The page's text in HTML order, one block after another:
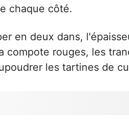
chaque côté.
en deux dans,
compote rouges, les
les tartines de